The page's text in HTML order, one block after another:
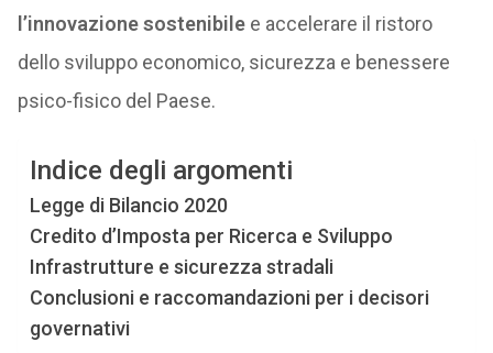
l’innovazione sostenibilee accelerare il ristoro
dello sviluppo economico, sicurezza e benessere
psico-fisico del Paese.
Indice degli argomenti
Legge di Bilancio 2020
Credito d’Imposta per Ricerca e Sviluppo
Infrastrutture e sicurezza stradali
Conclusioni e raccomandazioni per i decisori
governativi